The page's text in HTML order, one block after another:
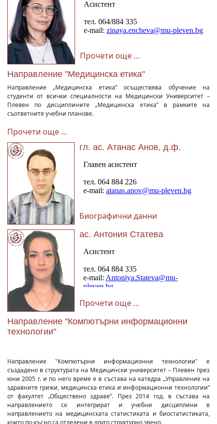
Прочети още …
Направление "Медицинска етика"
Направление „Медицинска етика” осъществява обучение на
студенти от всички специалности на Медицински Университет –
Плевен по дисциплините „Медицинска етика” в рамките на
съответните учебни планове.
Прочети още …
гл. ас. Атанас Анов, д.ф.
Биографични данни
ас. Антония Статева
Прочети още …
Направление "Компютърни информационни
технологии"
Направление "Компютърни информационни технологии" е
създадено в структурата на Медицински университет – Плевен през
юни 2005 г. и по него време е в състава на катедра „Управление на
здравните грижи, медицинска етика и информационни технологии”
от факултет „Обществено здраве”. През 2014 год. в състава на
направлението се интегрират и учебни дисциплини в
направлението на медицинската статистиката и биостатистиката,
които по-късно са отделени в друго структурно звено.